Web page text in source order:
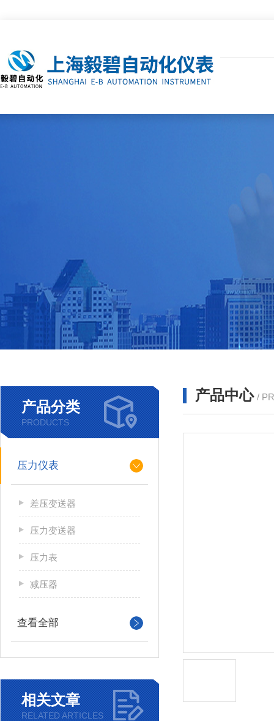
产品分类
PRODUCTS
压力仪表
差压变送器
压力变送器
压力表
减压器
查看全部
相关文章
RELATED ARTICLES
产品中心 /